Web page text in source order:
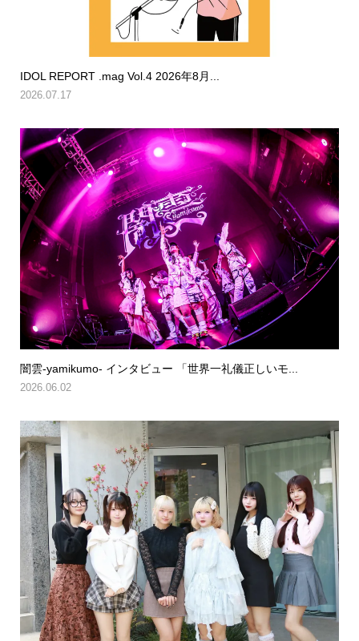
IDOL REPORT .mag Vol.4 2026年8月...
2026.07.17
闇雲-yamikumo- インタビュー 「世界一礼儀正しいモ...
2026.06.02